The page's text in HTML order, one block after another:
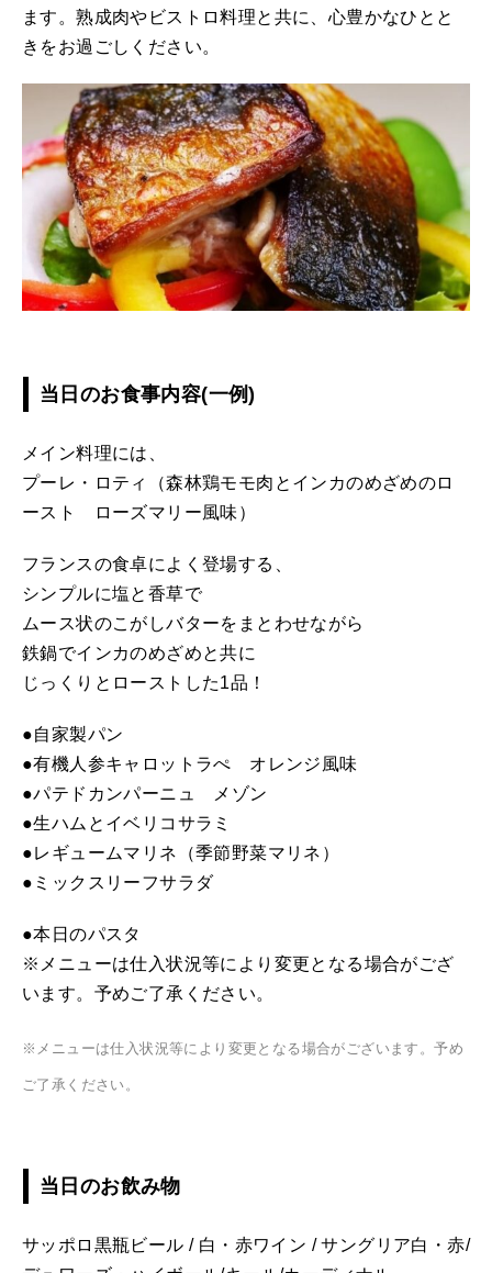
ます。熟成肉やビストロ料理と共に、心豊かなひとと
きをお過ごしください。
当日のお食事内容(一例)
メイン料理には、
プーレ・ロティ（森林鶏モモ肉とインカのめざめのロ
ースト ローズマリー風味）
フランスの食卓によく登場する、
シンプルに塩と香草で
ムース状のこがしバターをまとわせながら
鉄鍋でインカのめざめと共に
じっくりとローストした1品！
●自家製パン
●有機人参キャロットラぺ オレンジ風味
●パテドカンパーニュ メゾン
●生ハムとイベリコサラミ
●レギュームマリネ（季節野菜マリネ）
●ミックスリーフサラダ
●本日のパスタ
※メニューは仕入状況等により変更となる場合がござ
います。予めご了承ください。
※メニューは仕入状況等により変更となる場合がございます。予め
ご了承ください。
当日のお飲み物
サッポロ黒瓶ビール / 白・赤ワイン / サングリア白・赤/